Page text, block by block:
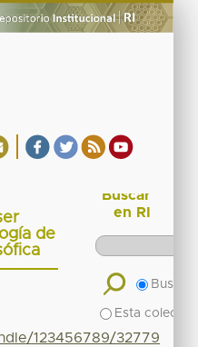
de
123456789/32779
Buscar
en RI
Buscar
Esta